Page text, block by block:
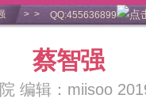
> > QQ:455636899
蔡智强
编辑：miisoo